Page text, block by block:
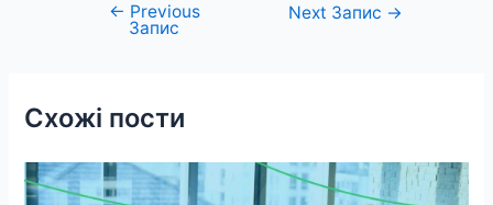
Навігація
← Previous
Запис
Next Запис →
Схожі пости